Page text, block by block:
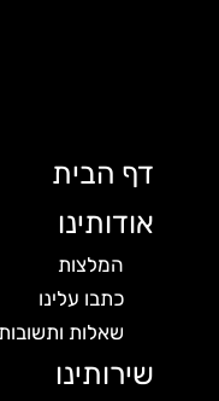
דף הבית
אודותינו
המלצות
כתבו עלינו
שאלות ותשובות
שירותינו